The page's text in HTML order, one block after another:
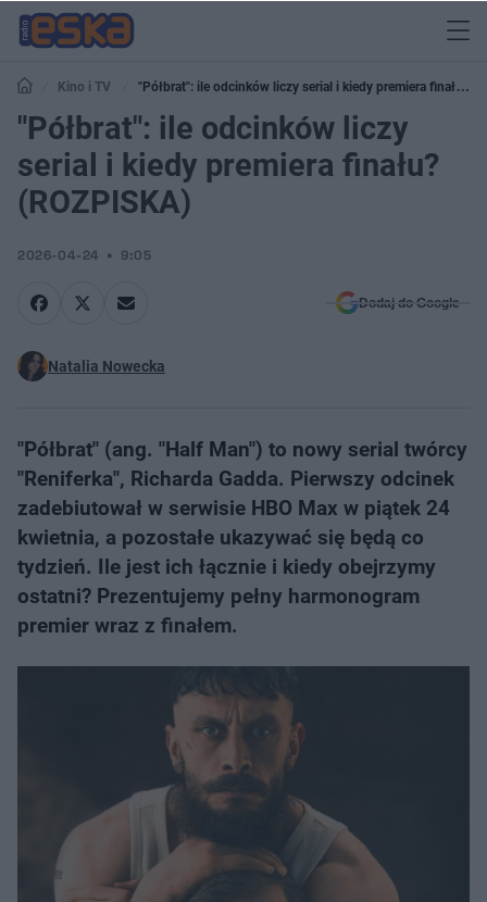
Kino i TV
"Półbrat": ile odcinków liczy serial i kiedy premiera finału?
(ROZPISKA)
"Półbrat": ile odcinków liczy
serial i kiedy premiera finału?
(ROZPISKA)
2026-04-24 9:05
Dodaj do Google
Natalia Nowecka
"Półbrat" (ang. "Half Man") to nowy serial twórcy
"Reniferka", Richarda Gadda. Pierwszy odcinek
zadebiutował w serwisie HBO Max w piątek 24
kwietnia, a pozostałe ukazywać się będą co
tydzień. Ile jest ich łącznie i kiedy obejrzymy
ostatni? Prezentujemy pełny harmonogram
premier wraz z finałem.